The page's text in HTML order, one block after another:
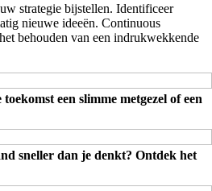
strategie bijstellen. Identificeer
nieuwe ideeën. Continuous
behouden van een indrukwekkende
een slimme metgezel of een
sneller dan je denkt? Ontdek het